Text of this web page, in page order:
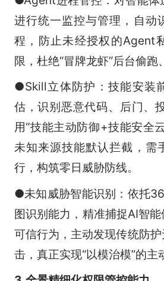
进行统一监控与管理，自动
程，防止未经授权的Agent
限，杜绝“冒牌龙虾”后台偷跑
●Skill立体防护：技能安装
估，识别恶意代码、后门、
用“技能主动防御+技能安全
未知来源技能默认拦截，需
行，构筑零日威胁防线。
●未知威胁智能识别：依托
图识别能力，精准捕捉AI智
可信行为，主动发现传统防
击，真正实现“以模治模”的主